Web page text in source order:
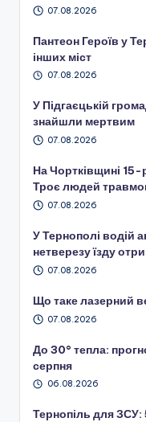
07.08.2026
Пантеон Героїв у
інших міст
07.08.2026
У Підгаєцькій
знайшли мертвим
07.08.2026
На Чортківщині 15-
Троє людей
07.08.2026
У Тернополі водій
нетверезу їзду
07.08.2026
Що таке лазерний
07.08.2026
До 30° тепла:
серпня
06.08.2026
Тернопіль для ЗСУ: